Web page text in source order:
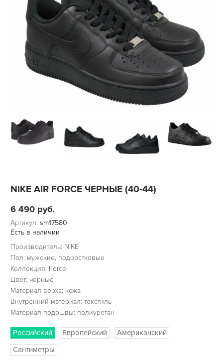
NIKE AIR FORCE ЧЕРНЫЕ (40-44)
6 490 руб.
Артикул: sm17580
Есть в наличии
Производитель: NIKE
Пол: мужские, подростковые
Коллекция: Force
Цвет: черные
Материал верха: кожа
Внутренний материал: текстиль
Материал подошвы: полиуретан
Российский Европейский
Американский
Сантиметры